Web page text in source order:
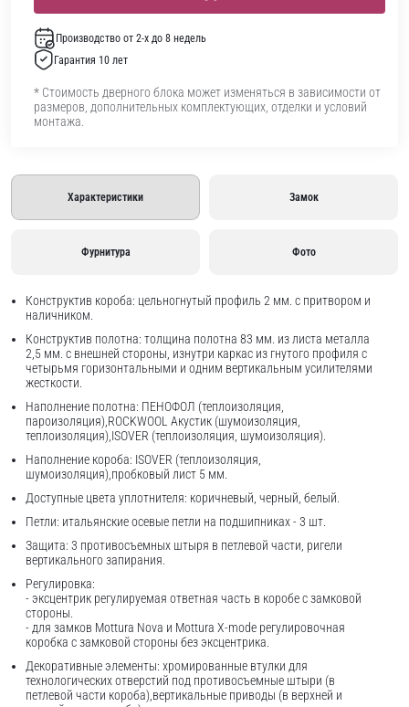
Производство от 2-х до 8 недель
Гарантия 10 лет
* Стоимость дверного блока может изменяться в зависимости от
размеров, дополнительных комплектующих, отделки и условий
монтажа.
Характеристики Замок
Фурнитура Фото
Конструктив короба: цельногнутый профиль 2 мм. с притвором и
наличником.
Конструктив полотна: толщина полотна 83 мм. из листа металла
2,5 мм. с внешней стороны, изнутри каркас из гнутого профиля с
четырьмя горизонтальными и одним вертикальным усилителями
жесткости.
Наполнение полотна: ПЕНОФОЛ (теплоизоляция,
пароизоляция),ROCKWOOL Акустик (шумоизоляция,
теплоизоляция),ISOVER (теплоизоляция, шумоизоляция).
Наполнение короба: ISOVER (теплоизоляция,
шумоизоляция),пробковый лист 5 мм.
Доступные цвета уплотнителя: коричневый, черный, белый.
Петли: итальянские осевые петли на подшипниках - 3 шт.
Защита: 3 противосъемных штыря в петлевой части, ригели
вертикального запирания.
Регулировка:
- эксцентрик регулируемая ответная часть в коробе с замковой
стороны.
- для замков Mottura Nova и Mottura X-mode регулировочная
коробка с замковой стороны без эксцентрика.
Декоративные элементы: хромированные втулки для
технологических отверстий под противосъемные штыри (в
петлевой части короба),вертикальные приводы (в верхней и